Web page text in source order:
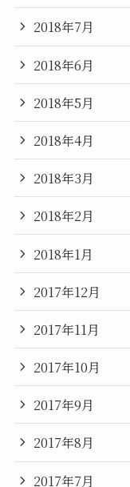
2018年7月
2018年6月
2018年5月
2018年4月
2018年3月
2018年2月
2018年1月
2017年12月
2017年11月
2017年10月
2017年9月
2017年8月
2017年7月